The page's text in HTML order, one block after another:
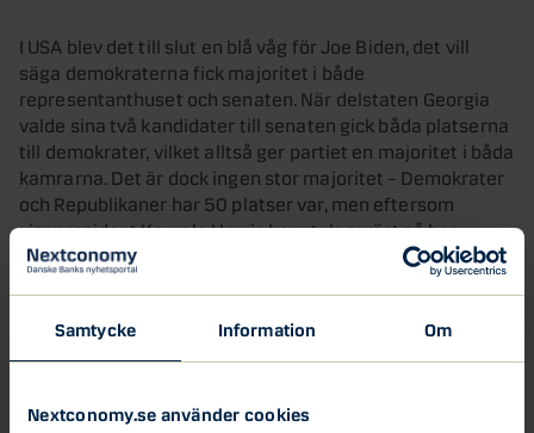
Samtycke Information Om
Nextconomy.se använder cookies
I USA blev det till slut en blå våg för Joe Biden, det vill
säga demokraterna fick majoritet i både
representanthuset och senaten. När delstaten Georgia
valde sina två kandidater till senaten gick båda platserna
till demokrater, vilket alltså ger partiet en majoritet i båda
kamrarna. Det är dock ingen stor majoritet – Demokrater
och Republikaner har 50 platser var, men eftersom
vicepresident Kamala Harris har utslagsröst så har
demokraterna ett överläge.
Ur ett börsperspektiv bedömer vi att valresultatet är
väsentligt mer än de 600 dollar som var aktuella i